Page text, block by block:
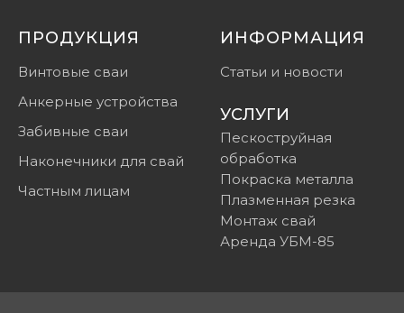
ПРОДУКЦИЯ
Винтовые сваи
Анкерные устройства
Забивные сваи
Наконечники для свай
Частным лицам
ИНФОРМАЦИЯ
Статьи и новости
УСЛУГИ
Пескоструйная
обработка
Покраска металла
Плазменная резка
Монтаж свай
Аренда УБМ-85